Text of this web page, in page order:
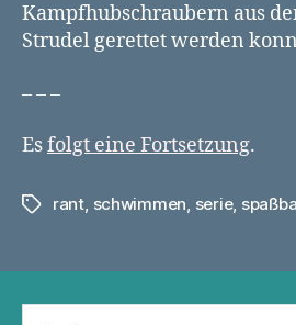
Kampfhubschraubern aus
Strudel gerettet werden
– – –
Esfolgt eine Fortsetzung.
Schlagwörter
rant, schwimmen, serie,